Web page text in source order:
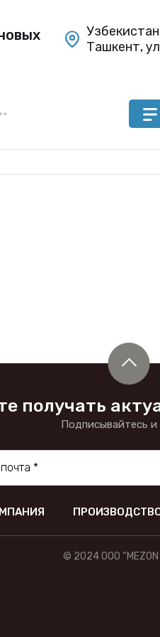
Ташкент,
получать
Подписывайтесь и
© 2024 OOO “MEZON